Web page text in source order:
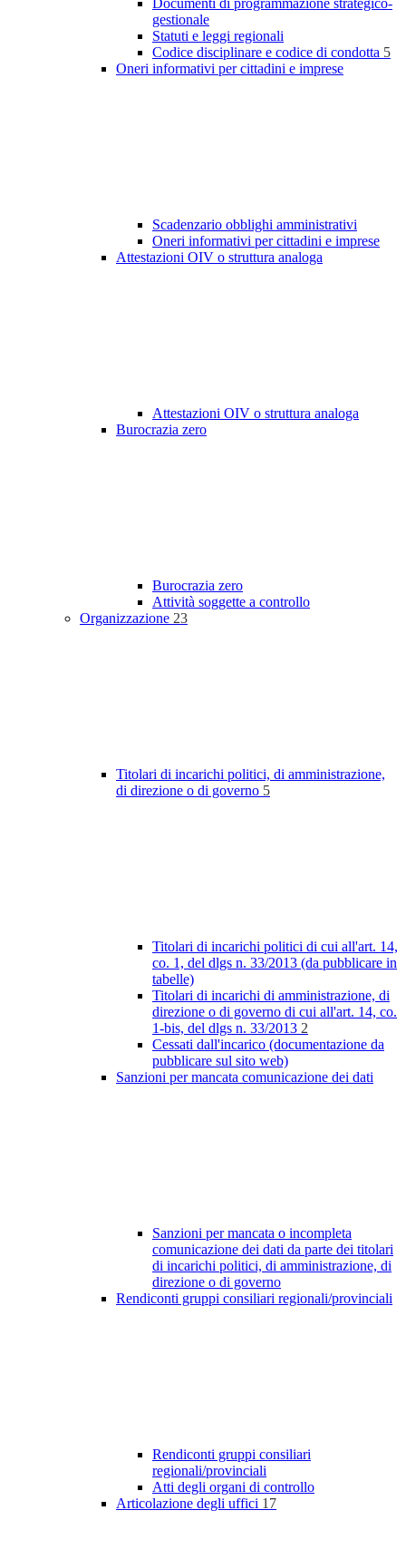
Documenti di programmazione strategico-
gestionale
Statuti e leggi regionali
Codice disciplinare e codice di condotta 5
Oneri informativi per cittadini e imprese
Scadenzario obblighi amministrativi
Oneri informativi per cittadini e imprese
Attestazioni OIV o struttura analoga
Attestazioni OIV o struttura analoga
Burocrazia zero
Burocrazia zero
Attività soggette a controllo
Organizzazione 23
Titolari di incarichi politici, di amministrazione,
di direzione o di governo 5
Titolari di incarichi politici di cui all'art. 14,
co. 1, del dlgs n. 33/2013 (da pubblicare in
tabelle)
Titolari di incarichi di amministrazione, di
direzione o di governo di cui all'art. 14, co.
1-bis, del dlgs n. 33/2013 2
Cessati dall'incarico (documentazione da
pubblicare sul sito web)
Sanzioni per mancata comunicazione dei dati
Sanzioni per mancata o incompleta
comunicazione dei dati da parte dei titolari
di incarichi politici, di amministrazione, di
direzione o di governo
Rendiconti gruppi consiliari regionali/provinciali
Rendiconti gruppi consiliari
regionali/provinciali
Atti degli organi di controllo
Articolazione degli uffici 17